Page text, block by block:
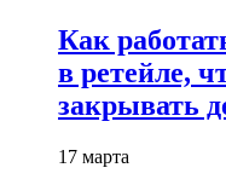
Как
в ретейле,
закрывать
17 марта